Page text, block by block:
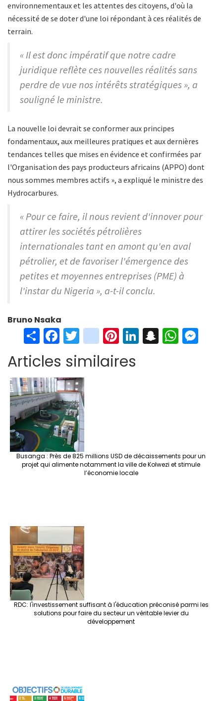
environnementaux et les attentes des citoyens, d'où la
nécessité de se doter d'une loi répondant à ces réalités de
terrain.
« Il est donc impératif que notre cadre
juridique reflète ces nouvelles réalités sans
perdre de vue nos intérêts stratégiques », a
souligné le ministre.
La nouvelle loi devrait se conformer aux principes
fondamentaux, aux meilleures pratiques et aux dernières
tendances telles que mises en évidence et confirmées par
l'Organisation des pays producteurs africains (APPO) dont
nous sommes membres actifs », a expliqué le ministre des
Hydrocarbures.
« Pour ce faire, il nous revient d'innover pour
attirer les sociétés pétrolières
internationales tant en amont qu'en aval
pétrolier, et de favoriser l'émergence des
petites et moyennes entreprises (PME) à
l'instar du Nigeria », a-t-il conclu.
Bruno Nsaka
S
h
ar
e
Fa
ce
b
o
o
k
T
wi
tt
er
in
st
ag
Pi
er
Li S W
Articles similaires
Busanga : Près de 825 millions USD de décaissements pour un
projet qui alimente notamment la ville de Kolwezi et stimule
l’économie locale
RDC: l'investissement suffisant à l'éducation préconisé parmi les
solutions pour faire du secteur un véritable levier du
développement